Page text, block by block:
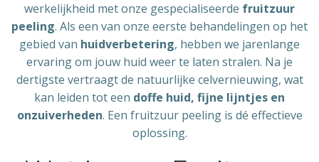
werkelijkheid met onze gespecialiseerde fruitzuur
peeling. Als een van onze eerste behandelingen op het
gebied van huidverbetering, hebben we jarenlange
ervaring om jouw huid weer te laten stralen. Na je
dertigste vertraagt de natuurlijke celvernieuwing, wat
kan leiden tot een doffe huid, fijne lijntjes en
onzuiverheden. Een fruitzuur peeling is dé effectieve
oplossing.